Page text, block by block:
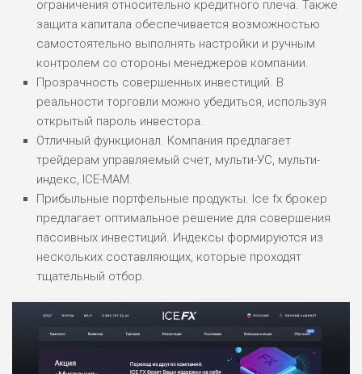
ограничения относительно кредитного плеча. Также
защита капитала обеспечивается возможностью
самостоятельно выполнять настройки и ручным
контролем со стороны менеджеров компании.
Прозрачность совершенных инвестиций. В
реальности торговли можно убедиться, используя
открытый пароль инвестора.
Отличный функционал. Компания предлагает
трейдерам управляемый счет, мульти-УС, мульти-
индекс, ICE-MAM.
Прибыльные портфельные продукты. Ice fx брокер
предлагает оптимальное решение для совершения
пассивных инвестиций. Индексы формируются из
нескольких составляющих, которые проходят
тщательный отбор.